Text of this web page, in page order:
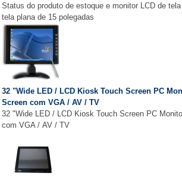
Status do produto de estoque e monitor LCD de
tela plana de 15 polegadas
32 "Wide LED / LCD Kiosk Touch Screen PC
Screen com VGA / AV / TV
32 "Wide LED / LCD Kiosk Touch Screen PC
com VGA / AV / TV